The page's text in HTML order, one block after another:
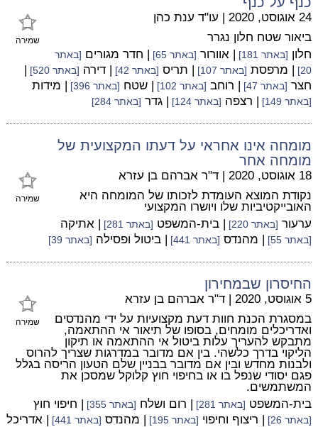
שמירה
24 אוגוסט, 2020 | עו"ד ענת כהן
ביאור שטח חלון נגרר
חלון [באתר 181] | אוורור [באתר 65] | חדר מגורים [באתר
20]
| מרפסת [באתר 107] | תריס [באתר 42] | דירה [באתר 520]
|
חצר [באתר 47] | רוחב [באתר 102] | שטח [באתר 396] | מידות
[באתר 149] | רצפה [באתר 124] | גדר [באתר 284]
מומחה אינו אחראי על דעתו המקצועית של
מומחה אחר
שמירה
18 אוגוסט, 2020 | ד"ר אברהם בן עזרא
נקודת המוצא העומדת לזכותו של המומחה היא
האובייקטיביות שלו ויושרו המקצועי
ערעור [באתר 220] | בית-המשפט [באתר 281] | אתיקה
[באתר 55] | מהנדס [באתר 441] | ביטול ופסילה [באתר 39]
החיסרון שבמחירון
שמירה
5 אוגוסט, 2020 | ד"ר אברהם בן עזרא
במסגרת הכנת חוות דעת מקצועיות על ידי מהנדסים
ואדריכלים מומחים, בסופו של תיאור אי ההתאמה,
מתבקש להעריך עלות ביטול אי ההתאמה או תיקון
הליקוי בדרך כלשהי. בין אם מדובר במדרגות שצריך להרוס
ולבנות מחדש ובין אם מדובר בבניין שלם הטעון הריסה בגלל
פגם יסודי שנפל בו או בחיפוי חוץ קלוקל שמסכן את
המשתמשים.
בית-המשפט [באתר 281] | רום ושלח [באתר 355] | חיפוי חוץ
[באתר 26] | ריצוף וחיפוי [באתר 195] | מהנדס [באתר 441] | אדריכל